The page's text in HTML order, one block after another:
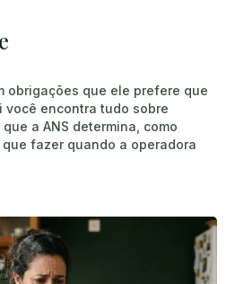
obrigações que ele prefere que
você encontra tudo sobre
a ANS determina, como
fazer quando a operadora